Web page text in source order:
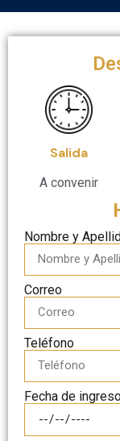
Salida
A convenir
Nombre y
Correo
Teléfono
Fecha de